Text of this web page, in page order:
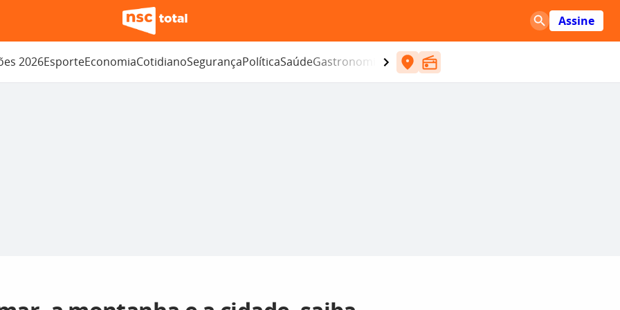
Assine
2026EsporteEconomiaCotidianoSegurançaPolíticaSaúdeGastronomia Entretenimento